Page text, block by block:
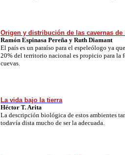
Origen y distribución de las cavernas de
Ramón Espinasa Pereña y Ruth Diamant
El país es un paraíso para el espeleólogo ya
20% del territorio nacional es propicio para la
cuevas.
La vida bajo la tierra
Héctor T. Arita
La descripción biológica de estos ambientes
todavía dista mucho de ser la adecuada.